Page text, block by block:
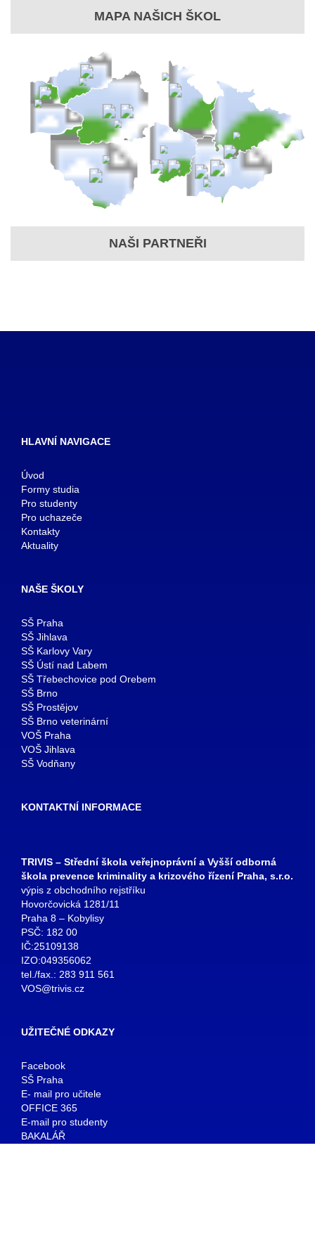
MAPA NAŠICH ŠKOL
NAŠI PARTNEŘI
HLAVNÍ NAVIGACE
Úvod
Formy studia
Pro studenty
Pro uchazeče
Kontakty
Aktuality
NAŠE ŠKOLY
SŠ Praha
SŠ Jihlava
SŠ Karlovy Vary
SŠ Ústí nad Labem
SŠ Třebechovice pod Orebem
SŠ Brno
SŠ Prostějov
SŠ Brno veterinární
VOŠ Praha
VOŠ Jihlava
SŠ Vodňany
KONTAKTNÍ INFORMACE
TRIVIS – Střední škola veřejnoprávní a Vyšší odborná
škola prevence kriminality a krizového řízení Praha, s.r.o.
výpis z obchodního rejstříku
Hovorčovická 1281/11
Praha 8 – Kobylisy
PSČ: 182 00
IČ:25109138
IZO:049356062
tel./fax.: 283 911 561
VOS@trivis.cz
UŽITEČNÉ ODKAZY
Facebook
SŠ Praha
E- mail pro učitele
OFFICE 365
E-mail pro studenty
BAKALÁŘ